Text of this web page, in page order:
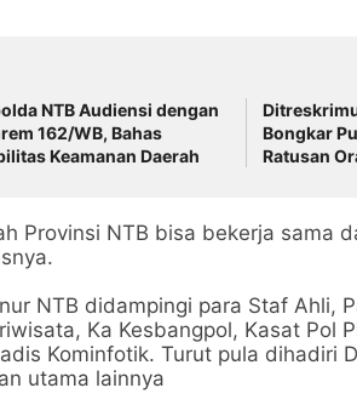
NTB Audiensi dengan
162/WB, Bahas
Keamanan Daerah
Bongkar
Ratusan
Provinsi NTB bisa bekerja sama
NTB didampingi para Staf Ahli,
Ka Kesbangpol, Kasat Pol
Kominfotik. Turut pula dihadiri
utama lainnya